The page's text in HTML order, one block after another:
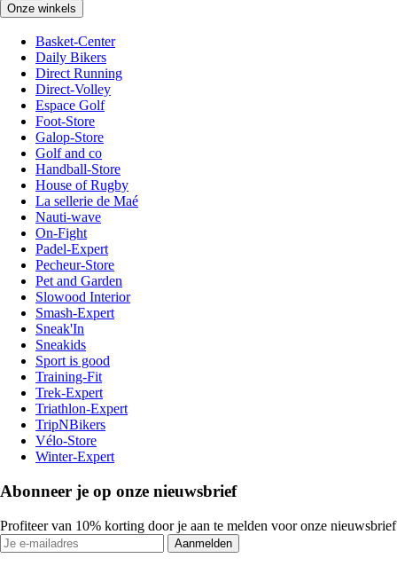
Onze winkels
Basket-Center
Daily Bikers
Direct Running
Direct-Volley
Espace Golf
Foot-Store
Galop-Store
Golf and co
Handball-Store
House of Rugby
La sellerie de Maé
Nauti-wave
On-Fight
Padel-Expert
Pecheur-Store
Pet and Garden
Slowood Interior
Smash-Expert
Sneak'In
Sneakids
Sport is good
Training-Fit
Trek-Expert
Triathlon-Expert
TripNBikers
Vélo-Store
Winter-Expert
Abonneer je op onze nieuwsbrief
Profiteer van 10% korting door je aan te melden voor onze nieuwsbrief
Aanmelden